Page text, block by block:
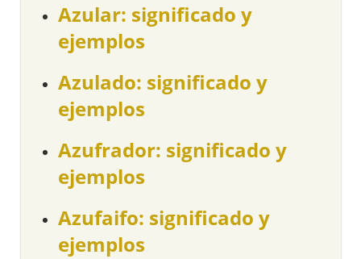
Azular: significado y
ejemplos
Azulado: significado y
ejemplos
Azufrador: significado y
ejemplos
Azufaifo: significado y
ejemplos